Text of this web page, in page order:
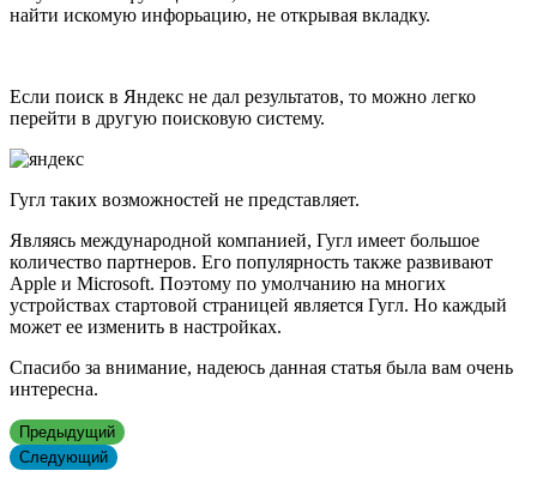
найти искомую инфорьацию, не открывая вкладку.
Если поиск в Яндекс не дал результатов, то можно легко
перейти в другую поисковую систему.
Гугл таких возможностей не представляет.
Являясь международной компанией, Гугл имеет большое
количество партнеров. Его популярность также развивают
Apple и Microsoft. Поэтому по умолчанию на многих
устройствах стартовой страницей является Гугл. Но каждый
может ее изменить в настройках.
Спасибо за внимание, надеюсь данная статья была вам очень
интересна.
Предыдущий
Следующий